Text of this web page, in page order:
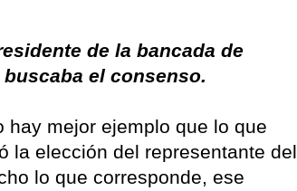
de la bancada de
el consenso.
hay mejor ejemplo que lo que
la elección del representante del
lo que corresponde, ese